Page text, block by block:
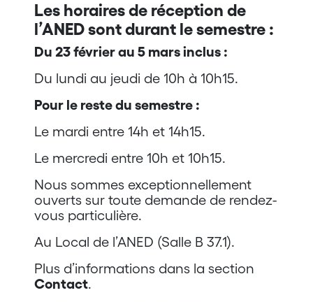
Les horaires de réception de
l’ANED sont durant le semestre :
Du 23 février au 5 mars inclus :
Du lundi au jeudi de 10h à 10h15.
Pour le reste du semestre :
Le mardi entre 14h et 14h15.
Le mercredi entre 10h et 10h15.
Nous sommes exceptionnellement
ouverts sur toute demande de rendez-
vous particulière.
Au Local de l’ANED (Salle B 37.1).
Plus d’informations dans la section
Contact.